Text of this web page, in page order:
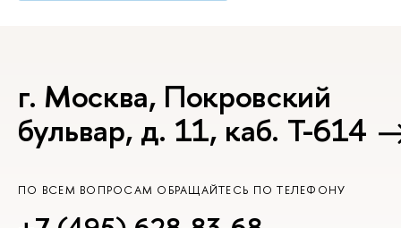
г. Москва, Покровский
бульвар, д. 11, каб. Т-614
ПО ВСЕМ ВОПРОСАМ ОБРАЩАЙТЕСЬ ПО ТЕЛЕФОНУ